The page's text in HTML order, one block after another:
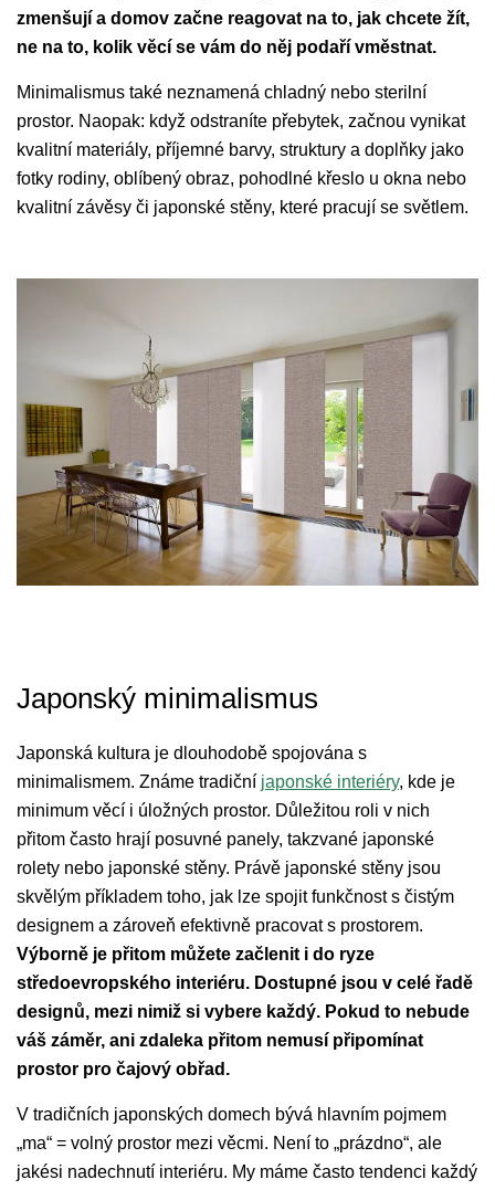
zmenšují a domov začne reagovat na to, jak chcete žít,
ne na to, kolik věcí se vám do něj podaří vměstnat.
Minimalismus také neznamená chladný nebo sterilní
prostor. Naopak: když odstraníte přebytek, začnou vynikat
kvalitní materiály, příjemné barvy, struktury a doplňky jako
fotky rodiny, oblíbený obraz, pohodlné křeslo u okna nebo
kvalitní závěsy či japonské stěny, které pracují se světlem.
Japonský minimalismus
Japonská kultura je dlouhodobě spojována s
minimalismem. Známe tradiční japonské interiéry, kde je
minimum věcí i úložných prostor. Důležitou roli v nich
přitom často hrají posuvné panely, takzvané japonské
rolety nebo japonské stěny. Právě japonské stěny jsou
skvělým příkladem toho, jak lze spojit funkčnost s čistým
designem a zároveň efektivně pracovat s prostorem.
Výborně je přitom můžete začlenit i do ryze
středoevropského interiéru. Dostupné jsou v celé řadě
designů, mezi nimiž si vybere každý. Pokud to nebude
váš záměr, ani zdaleka přitom nemusí připomínat
prostor pro čajový obřad.
V tradičních japonských domech bývá hlavním pojmem
„ma“ = volný prostor mezi věcmi. Není to „prázdno“, ale
jakési nadechnutí interiéru. My máme často tendenci každý